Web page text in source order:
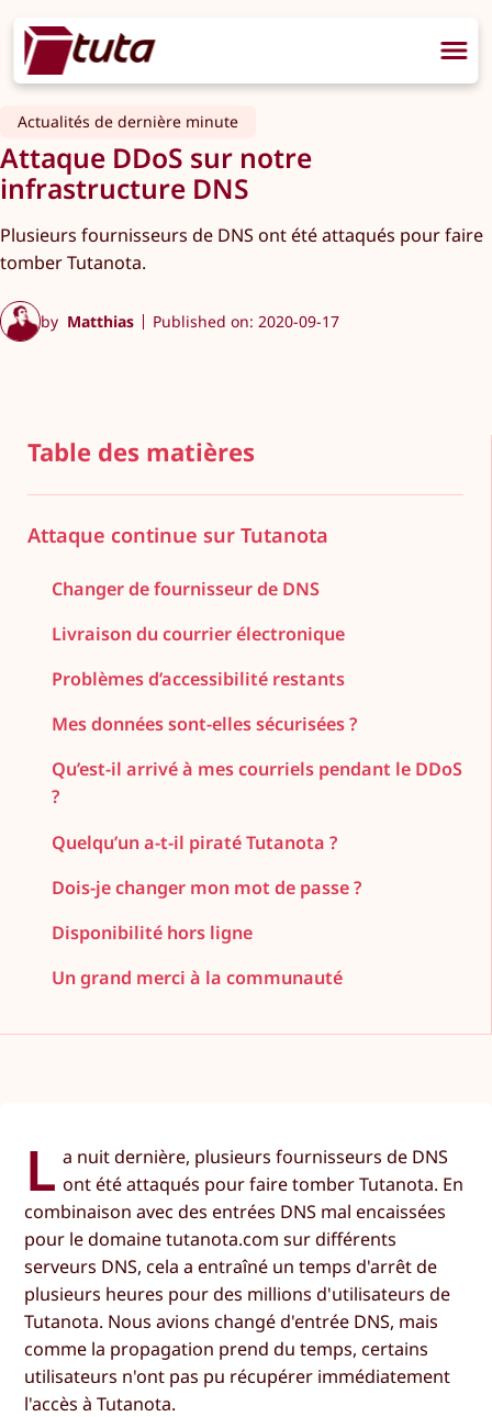
Actualités de dernière minute
Attaque DDoS sur notre
infrastructure DNS
Plusieurs fournisseurs de DNS ont été attaqués pour faire
tomber Tutanota.
by Matthias Published on: 2020-09-17
Table des matières
Attaque continue sur Tutanota
Changer de fournisseur de DNS
Livraison du courrier électronique
Problèmes d’accessibilité restants
Mes données sont-elles sécurisées ?
Qu’est-il arrivé à mes courriels pendant le DDoS
?
Quelqu’un a-t-il piraté Tutanota ?
Dois-je changer mon mot de passe ?
Disponibilité hors ligne
Un grand merci à la communauté
L a nuit dernière, plusieurs fournisseurs de DNS
ont été attaqués pour faire tomber Tutanota. En
combinaison avec des entrées DNS mal encaissées
pour le domaine tutanota.com sur différents
serveurs DNS, cela a entraîné un temps d'arrêt de
plusieurs heures pour des millions d'utilisateurs de
Tutanota. Nous avions changé d'entrée DNS, mais
comme la propagation prend du temps, certains
utilisateurs n'ont pas pu récupérer immédiatement
l'accès à Tutanota.